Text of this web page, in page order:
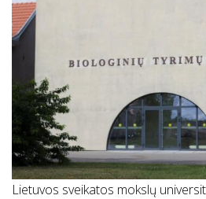
Lietuvos sveikatos mokslų